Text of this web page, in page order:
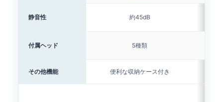
静音性 約45dB
付属ヘッド 5種類
その他機能 便利な収納ケース付き